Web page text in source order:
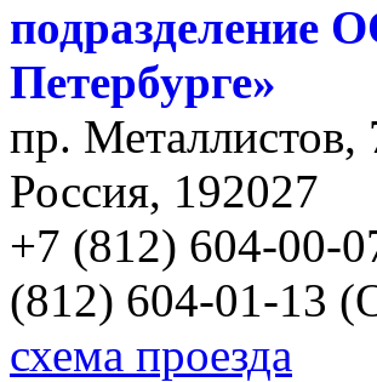
Петербурге»
пр. Металлистов,
Россия, 192027
+7 (812) 604-00-
(812) 604-01-13
схема проезда